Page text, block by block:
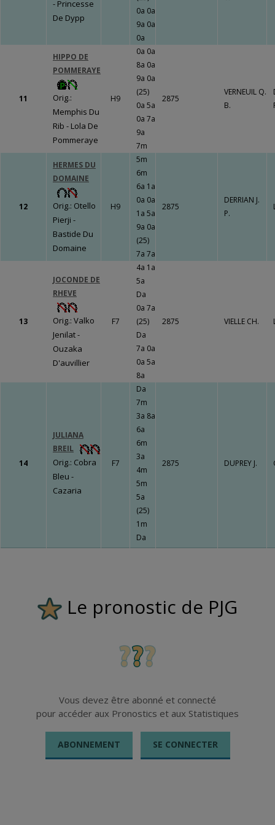
Un travail
gigantesque qui
va porter ses
fruits !!!
LE BOURG
Fermer
- Princesse
De Dypp
0a 0a
9a 0a
0a
11
HIPPO DE
POMMERAYE
Orig.:
Memphis Du
Rib - Lola De
Pommeraye
H9
0a 0a
8a 0a
9a 0a
(25)
0a 5a
0a 7a
9a
7m
2875
VERNEUIL Q.
B.
12
HERMES DU
DOMAINE
Orig.: Otello
Pierji -
Bastide Du
Domaine
H9
5m
6m
6a 1a
0a 0a
1a 5a
9a 0a
(25)
7a 7a
2875
DERRIAN J.
P.
13
JOCONDE DE
RHEVE
Orig.: Valko
Jenilat -
Ouzaka
D'auvillier
F7
4a 1a
5a
Da
0a 7a
(25)
Da
7a 0a
0a 5a
8a
2875 VIELLE CH.
14
JULIANA
BREIL
Orig.: Cobra
Bleu -
Cazaria
F7
Da
7m
3a 8a
6a
6m
3a
4m
5m
5a
(25)
1m
Da
2875 DUPREY J.
Le pronostic de PJG
Vous devez être abonné et connecté
pour accéder aux Pronostics et aux Statistiques
ABONNEMENT SE CONNECTER